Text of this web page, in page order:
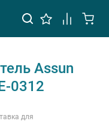
Assun
0312
для